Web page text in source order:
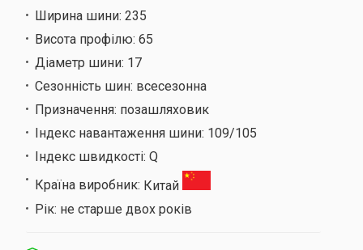
Ширина шини: 235
Висота профілю: 65
Діаметр шини: 17
Сезонність шин: всесезонна
Призначення: позашляховик
Індекс навантаження шини: 109/105
Індекс швидкості: Q
Країна виробник: Китай
Рік: не старше двох років